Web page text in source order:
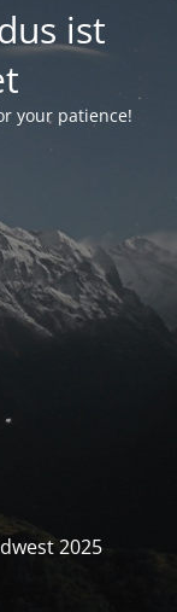
ist
your patience!
2025